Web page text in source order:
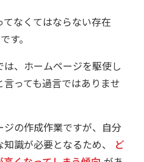
なくてはならない存在
です。
、ホームページを駆使し
っても過言ではありませ
の作成作業ですが、自分
識が必要となるため、
ど